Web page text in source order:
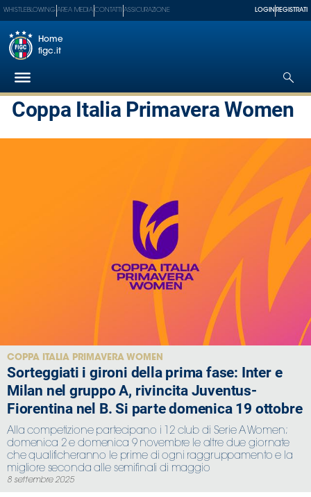
Femminile
Museo
del
Calcio
Shop
I
partner
delle
WHISTLEBLOWING AREA MEDIA CONTATTI ASSICURAZIONE LOGIN REGISTRATI
Home
figc.it
Coppa Italia Primavera Women
COPPA ITALIA PRIMAVERA WOMEN
Sorteggiati i gironi della prima fase: Inter e
Milan nel gruppo A, rivincita Juventus-
Fiorentina nel B. Si parte domenica 19 ottobre
Alla competizione partecipano i 12 club di Serie A Women;
domenica 2 e domenica 9 novembre le altre due giornate
che qualificheranno le prime di ogni raggruppamento e la
migliore seconda alle semifinali di maggio
8 settembre 2025